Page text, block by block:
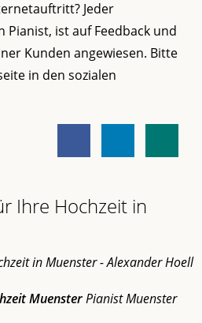
Jeder
Pianist, ist auf Feedback und
Kunden angewiesen. Bitte
in den sozialen
Ihre Hochzeit in
MuensterPianist Muenster